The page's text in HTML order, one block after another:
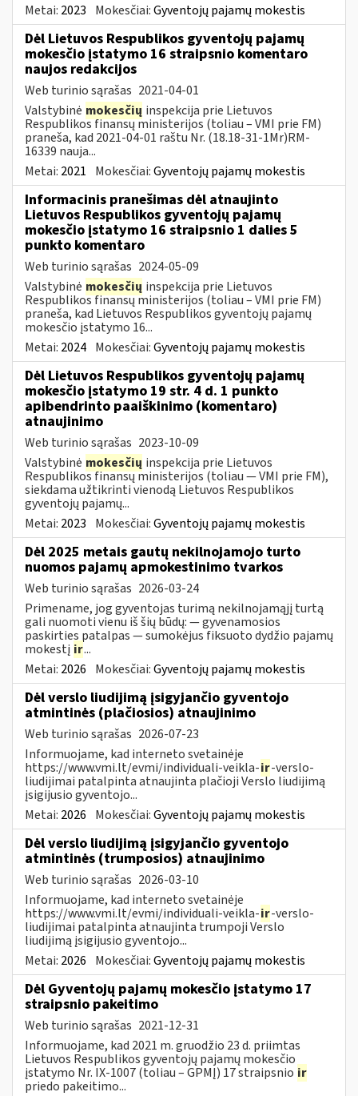
Metai: 2023 Mokesčiai:Gyventojų pajamų mokestis
Dėl Lietuvos Respublikos gyventojų pajamų
mokesčio įstatymo 16 straipsnio komentaro
naujos redakcijos
Web turinio sąrašas 2021-04-01
Valstybinė mokesčių inspekcija prie Lietuvos
Respublikos finansų ministerijos (toliau – VMI prie FM)
praneša, kad 2021-04-01 raštu Nr. (18.18-31-1Mr)RM-
16339 nauja...
Metai: 2021 Mokesčiai:Gyventojų pajamų mokestis
Informacinis pranešimas dėl atnaujinto
Lietuvos Respublikos gyventojų pajamų
mokesčio įstatymo 16 straipsnio 1 dalies 5
punkto komentaro
Web turinio sąrašas 2024-05-09
Valstybinė mokesčių inspekcija prie Lietuvos
Respublikos finansų ministerijos (toliau – VMI prie FM)
praneša, kad Lietuvos Respublikos gyventojų pajamų
mokesčio įstatymo 16...
Metai: 2024 Mokesčiai:Gyventojų pajamų mokestis
Dėl Lietuvos Respublikos gyventojų pajamų
mokesčio įstatymo 19 str. 4 d. 1 punkto
apibendrinto paaiškinimo (komentaro)
atnaujinimo
Web turinio sąrašas 2023-10-09
Valstybinė mokesčių inspekcija prie Lietuvos
Respublikos finansų ministerijos (toliau — VMI prie FM),
siekdama užtikrinti vienodą Lietuvos Respublikos
gyventojų pajamų...
Metai: 2023 Mokesčiai:Gyventojų pajamų mokestis
Dėl 2025 metais gautų nekilnojamojo turto
nuomos pajamų apmokestinimo tvarkos
Web turinio sąrašas 2026-03-24
Primename, jog gyventojas turimą nekilnojamąjį turtą
gali nuomoti vienu iš šių būdų: — gyvenamosios
paskirties patalpas — sumokėjus fiksuoto dydžio pajamų
mokestį ir...
Metai: 2026 Mokesčiai:Gyventojų pajamų mokestis
Dėl verslo liudijimą įsigyjančio gyventojo
atmintinės (plačiosios) atnaujinimo
Web turinio sąrašas 2026-07-23
Informuojame, kad interneto svetainėje
https://www.vmi.lt/evmi/individuali-veikla-ir-verslo-
liudijimai patalpinta atnaujinta plačioji Verslo liudijimą
įsigijusio gyventojo...
Metai: 2026 Mokesčiai:Gyventojų pajamų mokestis
Dėl verslo liudijimą įsigyjančio gyventojo
atmintinės (trumposios) atnaujinimo
Web turinio sąrašas 2026-03-10
Informuojame, kad interneto svetainėje
https://www.vmi.lt/evmi/individuali-veikla-ir-verslo-
liudijimai patalpinta atnaujinta trumpoji Verslo
liudijimą įsigijusio gyventojo...
Metai: 2026 Mokesčiai:Gyventojų pajamų mokestis
Dėl Gyventojų pajamų mokesčio įstatymo 17
straipsnio pakeitimo
Web turinio sąrašas 2021-12-31
Informuojame, kad 2021 m. gruodžio 23 d. priimtas
Lietuvos Respublikos gyventojų pajamų mokesčio
įstatymo Nr. IX-1007 (toliau – GPMĮ) 17 straipsnio ir
priedo pakeitimo...